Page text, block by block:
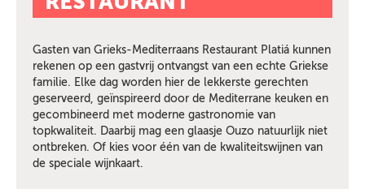
Gasten van Grieks-Mediterraans Restaurant Platiá kunnen
rekenen op een gastvrij ontvangst van een echte Griekse
familie. Elke dag worden hier de lekkerste gerechten
geserveerd, geïnspireerd door de Mediterrane keuken en
gecombineerd met moderne gastronomie van
topkwaliteit. Daarbij mag een glaasje Ouzo natuurlijk niet
ontbreken. Of kies voor één van de kwaliteitswijnen van
de speciale wijnkaart.